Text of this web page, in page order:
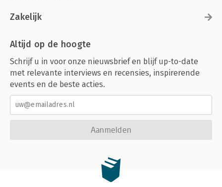
Zakelijk
Altijd op de hoogte
Schrijf u in voor onze nieuwsbrief en blijf up-to-date
met relevante interviews en recensies, inspirerende
events en de beste acties.
Aanmelden